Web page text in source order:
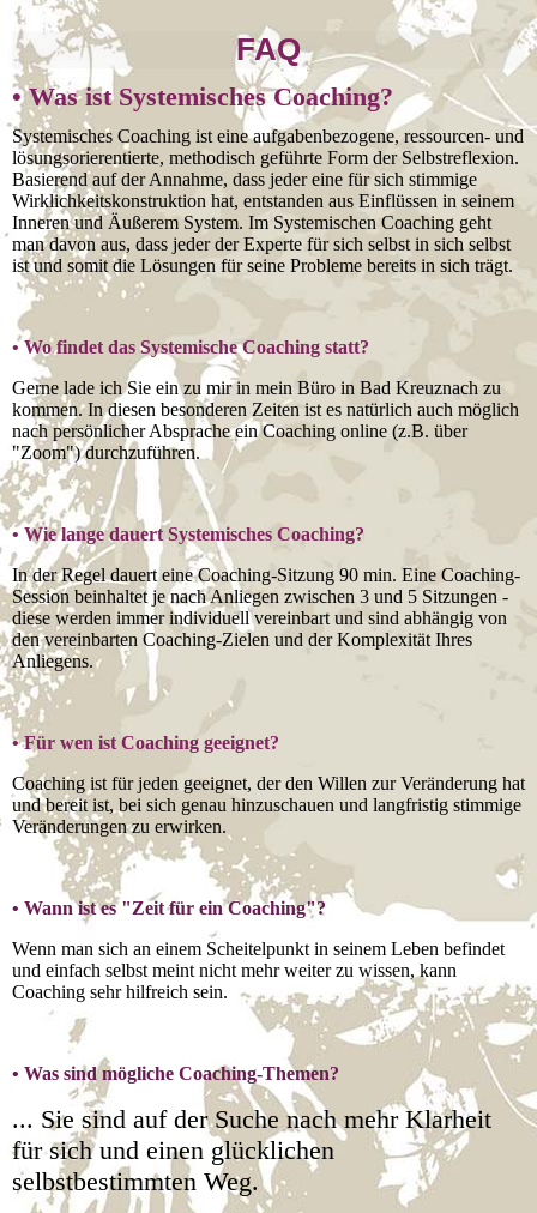
FAQ
• Was istSystemisches Coaching?
Systemisches Coaching ist eine aufgabenbezogene, ressourcen- und
lösungsorierentierte, methodisch geführte Form der Selbstreflexion.
Basierend auf der Annahme, dass jeder eine für sich stimmige
Wirklichkeitskonstruktion hat, entstanden aus Einflüssen in seinem
Inneren und Äußerem System. Im Systemischen Coaching geht
man davon aus, dass jeder der Experte für sich selbst in sich selbst
ist und somit die Lösungen für seine Probleme bereits in sich trägt.
• Wo findet das Systemische Coaching statt?
Gerne lade ich Sie ein zu mir in mein Büro in Bad Kreuznach zu
kommen. In diesen besonderen Zeiten ist es natürlich auch möglich
nach persönlicher Absprache ein Coaching online (z.B. über
"Zoom") durchzuführen.
• Wie lange dauert Systemisches Coaching?
In der Regel dauert eine Coaching-Sitzung 90 min. Eine Coaching-
Session beinhaltet je nach Anliegen zwischen 3 und 5 Sitzungen -
diese werden immer individuell vereinbart und sind abhängig von
den vereinbarten Coaching-Zielen und der Komplexität Ihres
Anliegens.
• Für wen ist Coaching geeignet?
Coaching ist für jeden geeignet, der den Willen zur Veränderung hat
und bereit ist, bei sich genau hinzuschauen und langfristig stimmige
Veränderungen zu erwirken.
• Wann ist es "Zeit für ein Coaching"?
Wenn man sich an einem Scheitelpunkt in seinem Leben befindet
und einfach selbst meint nicht mehr weiter zu wissen, kann
Coaching sehr hilfreich sein.
• Was sind mögliche Coaching-Themen?
... Sie sind auf der Suche nach mehr Klarheit
für sich und einen glücklichen
selbstbestimmten Weg.